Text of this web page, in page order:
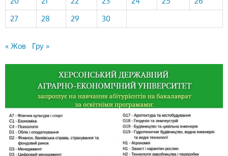
27
28 29 30
« Жов Гру »